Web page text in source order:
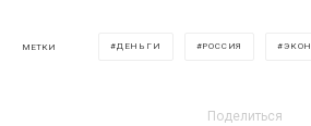
МЕТКИ ДЕНЬГИ РОССИЯ
Поделиться